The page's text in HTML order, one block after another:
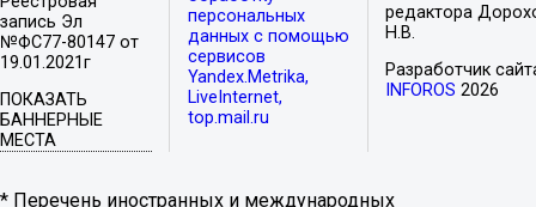
запись Эл
№ФС77-80147 от
19.01.2021г
ПОКАЗАТЬ
БАННЕРНЫЕ
МЕСТА
персональных
данных с помощью
сервисов
Yandex.Metrika,
LiveInternet,
top.mail.ru
редактора
Н.В.
Разработчик
INFOROS 2026
* Перечень иностранных и международных